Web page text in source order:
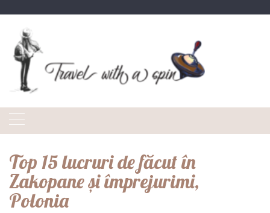
content
Top 15 lucruri de făcut în
Zakopane și împrejurimi,
Polonia